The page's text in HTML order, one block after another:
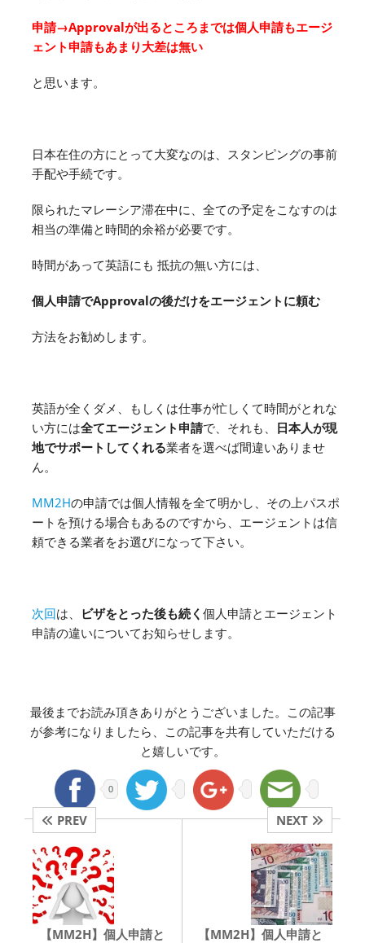
申請→Approvalが出るところまでは個人申請もエージ
ェント申請もあまり大差は無い
と思います。
日本在住の方にとって大変なのは、スタンピングの事前
手配や手続です。
限られたマレーシア滞在中に、全ての予定をこなすのは
相当の準備と時間的余裕が必要です。
時間があって英語にも 抵抗の無い方には、
個人申請でApprovalの後だけをエージェントに頼む
方法をお勧めします。
英語が全くダメ、もしくは仕事が忙しくて時間がとれな
い方には全てエージェント申請で、それも、 日本人が現
地でサポートしてくれる業者を選べば間違いありませ
ん。
MM2Hの申請では個人情報を全て明かし、その上パスポ
ートを預ける場合もあるのですから、エージェントは信
頼できる業者をお選びになって下さい。
次回は、 ビザをとった後も続く 個人申請とエージェント
申請の違いについてお知らせします。
最後までお読み頂きありがとうございました。この記事
が参考になりましたら、この記事を共有していただける
と嬉しいです。
0
PREV
【MM2H】個人申請と
NEXT
【MM2H】個人申請と